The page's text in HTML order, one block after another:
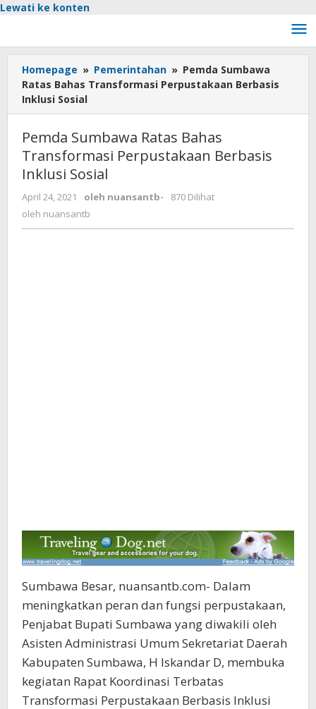
Lewati ke konten
Homepage » Pemerintahan » Pemda Sumbawa
Ratas Bahas Transformasi Perpustakaan Berbasis
Inklusi Sosial
Pemda Sumbawa Ratas Bahas
Transformasi Perpustakaan Berbasis
Inklusi Sosial
April 24, 2021 oleh nuansantb-
870 Dilihat
oleh nuansantb
Sumbawa Besar, nuansantb.com- Dalam
meningkatkan peran dan fungsi perpustakaan,
Penjabat Bupati Sumbawa yang diwakili oleh
Asisten Administrasi Umum Sekretariat Daerah
Kabupaten Sumbawa, H Iskandar D, membuka
kegiatan Rapat Koordinasi Terbatas
Transformasi Perpustakaan Berbasis Inklusi